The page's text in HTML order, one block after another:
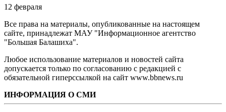
12 февраля
Все права на материалы, опубликованные на настоящем
сайте, принадлежат МАУ "Информационное агентство
"Большая Балашиха".
Любое использование материалов и новостей сайта
допускается только по согласованию с редакцией с
обязательной гиперссылкой на сайт www.bbnews.ru
ИНФОРМАЦИЯ О СМИ